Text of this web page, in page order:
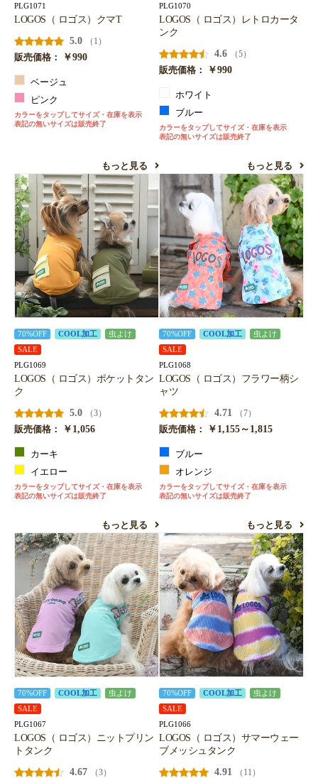
PLG1071
LOGOS（ ロゴス）クマT
5.0
（1）
販売価格：
￥990
ベージュ
ピンク
カラーをタップしてサイズ・在庫を表示
表記の無いサイズは販売終了
もっと見る
PLG1070
LOGOS（ ロゴス）レトロカータ
ンク
4.6
（5）
販売価格：
￥990
ホワイト
ブルー
カラーをタップしてサイズ・在庫を表示
表記の無いサイズは販売終了
もっと見る
70%OFF COOL加工
虫よけ
SALE
PLG1069
LOGOS（ ロゴス）ポケットタン
ク
5.0
（3）
販売価格：
￥1,056
カーキ
イエロー
カラーをタップしてサイズ・在庫を表示
表記の無いサイズは販売終了
もっと見る
70%OFF COOL加工
虫よけ
SALE
PLG1068
LOGOS（ ロゴス）フラワー柄シ
ャツ
4.71
（7）
販売価格：
￥1,155～1,815
ブルー
オレンジ
カラーをタップしてサイズ・在庫を表示
表記の無いサイズは販売終了
もっと見る
70%OFF COOL加工
虫よけ
SALE
PLG1067
LOGOS（ ロゴス）ニットプリン
トタンク
4.67
（3）
70%OFF COOL加工
虫よけ
SALE
PLG1066
LOGOS（ ロゴス）サマーウェー
ブメッシュタンク
4.91
（11）